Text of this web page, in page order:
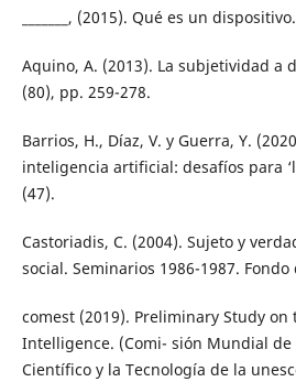
_______, (2015). Qué es un
Aquino, A. (2013). La subjetividad a
(80), pp. 259-278.
Barrios, H., Díaz, V. y Guerra, Y.
inteligencia artificial: desafíos para
(47).
Castoriadis, C. (2004). Sujeto y
social. Seminarios 1986-1987.
comest (2019). Preliminary Study
Intelligence. (Comi- sión Mundial de
Científico y la Tecnología de la